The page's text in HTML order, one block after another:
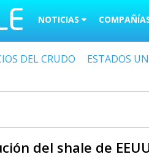
NOTICIAS
DEL CRUDO ESTADOS
del shale de